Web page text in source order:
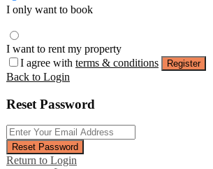
I only want to book
I want to rent my property
I agree with terms & conditions Register
Back to Login
Reset Password
Reset Password
Return to Login